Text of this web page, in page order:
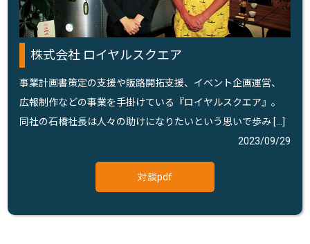
株式会社 ロイヤルスクエア
事業計画書策定の支援や販路開拓支援、イベント企画運営、
広報制作などの事業を手掛けている『ロイヤルスクエア』。
同社の石橋社長は人々の助けになりたいという思いで歩み […]
2023/09/29
対談pdf